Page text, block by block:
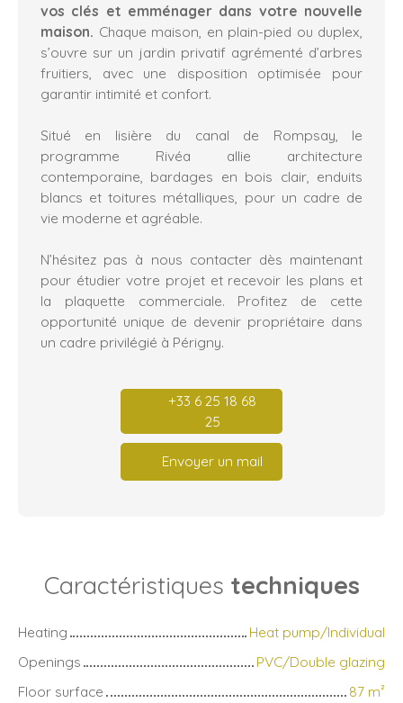
vos clés et emménager dans votre nouvelle
maison. Chaque maison, en plain-pied ou duplex,
s’ouvre sur un jardin privatif agrémenté d’arbres
fruitiers, avec une disposition optimisée pour
garantir intimité et confort.
Situé en lisière du canal de Rompsay, le
programme Rivéa allie architecture
contemporaine, bardages en bois clair, enduits
blancs et toitures métalliques, pour un cadre de
vie moderne et agréable.
N’hésitez pas à nous contacter dès maintenant
pour étudier votre projet et recevoir les plans et
la plaquette commerciale. Profitez de cette
opportunité unique de devenir propriétaire dans
un cadre privilégié à Périgny.
+33 6 25 18 68
25
Envoyer un mail
Caractéristiques techniques
Heating
Heat pump/Individual
Openings
PVC/Double glazing
Floor surface
87 m²